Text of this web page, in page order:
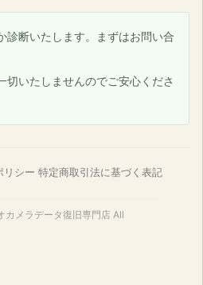
診断いたします。まずはお問い合
切いたしませんのでご安心くださ
リシー 特定商取引法に基づく表記
カメラデータ復旧専門店 All